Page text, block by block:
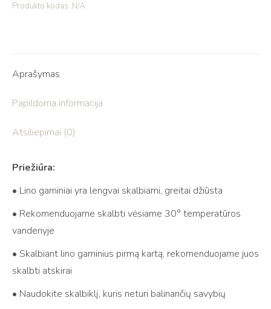
Produkto kodas: N/A
Aprašymas
Papildoma informacija
Atsiliepimai (0)
Priežiūra:
• Lino gaminiai yra lengvai skalbiami, greitai džiūsta
• Rekomenduojame skalbti vėsiame 30° temperatūros
vandenyje
• Skalbiant lino gaminius pirmą kartą, rekomenduojame juos
skalbti atskirai
• Naudokite skalbiklį, kuris neturi balinančių savybių